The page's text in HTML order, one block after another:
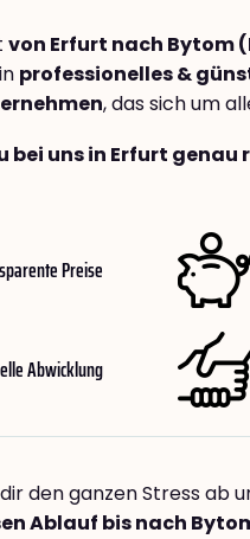
von Erfurt nach Bytom
professionelles &
, das sich um
bei uns in Erfurt
Preise
Abwicklung
den ganzen Stress ab
Ablauf bis nach